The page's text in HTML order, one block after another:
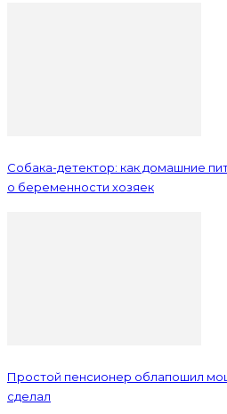
Собака-детектор: как домашние
о беременности хозяек
Простой пенсионер облапошил
сделал